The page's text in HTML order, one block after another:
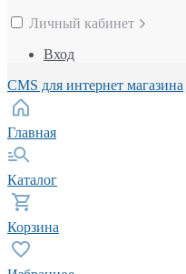
Личный кабинет
Вход
CMS для интернет магазина
Главная
Каталог
Корзина